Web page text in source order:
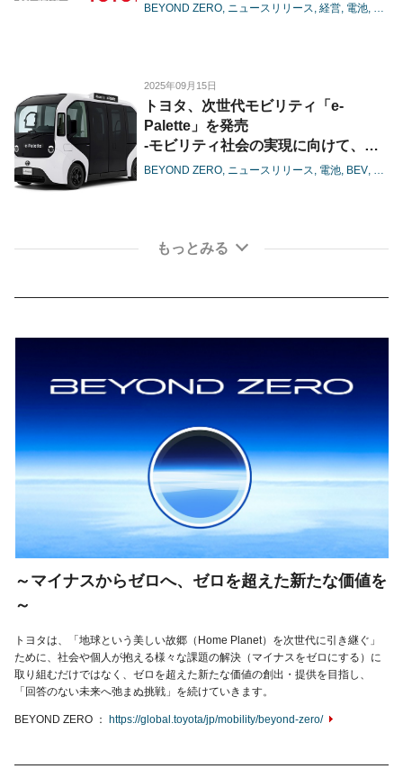
BEYOND ZERO ニュースリリース 経営 電池 BEV
2025年09月15日
トヨタ、次世代モビリティ「e-
Palette」を発売
-モビリティ社会の実現に向けて、マ
ルチな使い方を通じ新たな移動体験を
BEYOND ZERO ニュースリリース 電池 BEV カー
～マイナスからゼロへ、ゼロを超えた新たな価値を
～
トヨタは、「地球という美しい故郷（Home Planet）を次世代に引き継ぐ」
ために、社会や個人が抱える様々な課題の解決（マイナスをゼロにする）に
取り組むだけではなく、ゼロを超えた新たな価値の創出・提供を目指し、
「回答のない未来へ弛まぬ挑戦」を続けていきます。
BEYOND ZERO https://global.toyota/jp/mobility/beyond-zero/